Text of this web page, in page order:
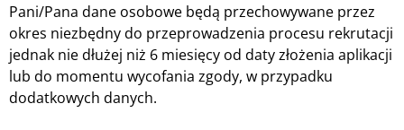
Pani/Pana dane osobowe będą przechowywane przez
okres niezbędny do przeprowadzenia procesu rekrutacji
jednak nie dłużej niż 6 miesięcy od daty złożenia aplikacji
lub do momentu wycofania zgody, w przypadku
dodatkowych danych.